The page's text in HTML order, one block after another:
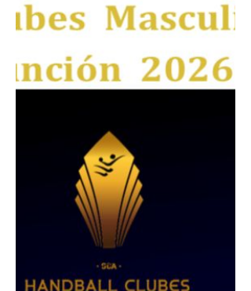
O Campeonato Sul-Centro Americano de
Clubes 2026 (conhecido como a
disputado entre os dias 21 a 27 de junho,
em Assunção, quando será conhecido o
melhor time de handebol masculino do
Apenas o campeão do Campeonato Sul-
Centro Americano (SCA) de Clubes de
Handebol garante a classificação direta
para o Mundial de Clubes da IHF
(historicamente conhecido como Super